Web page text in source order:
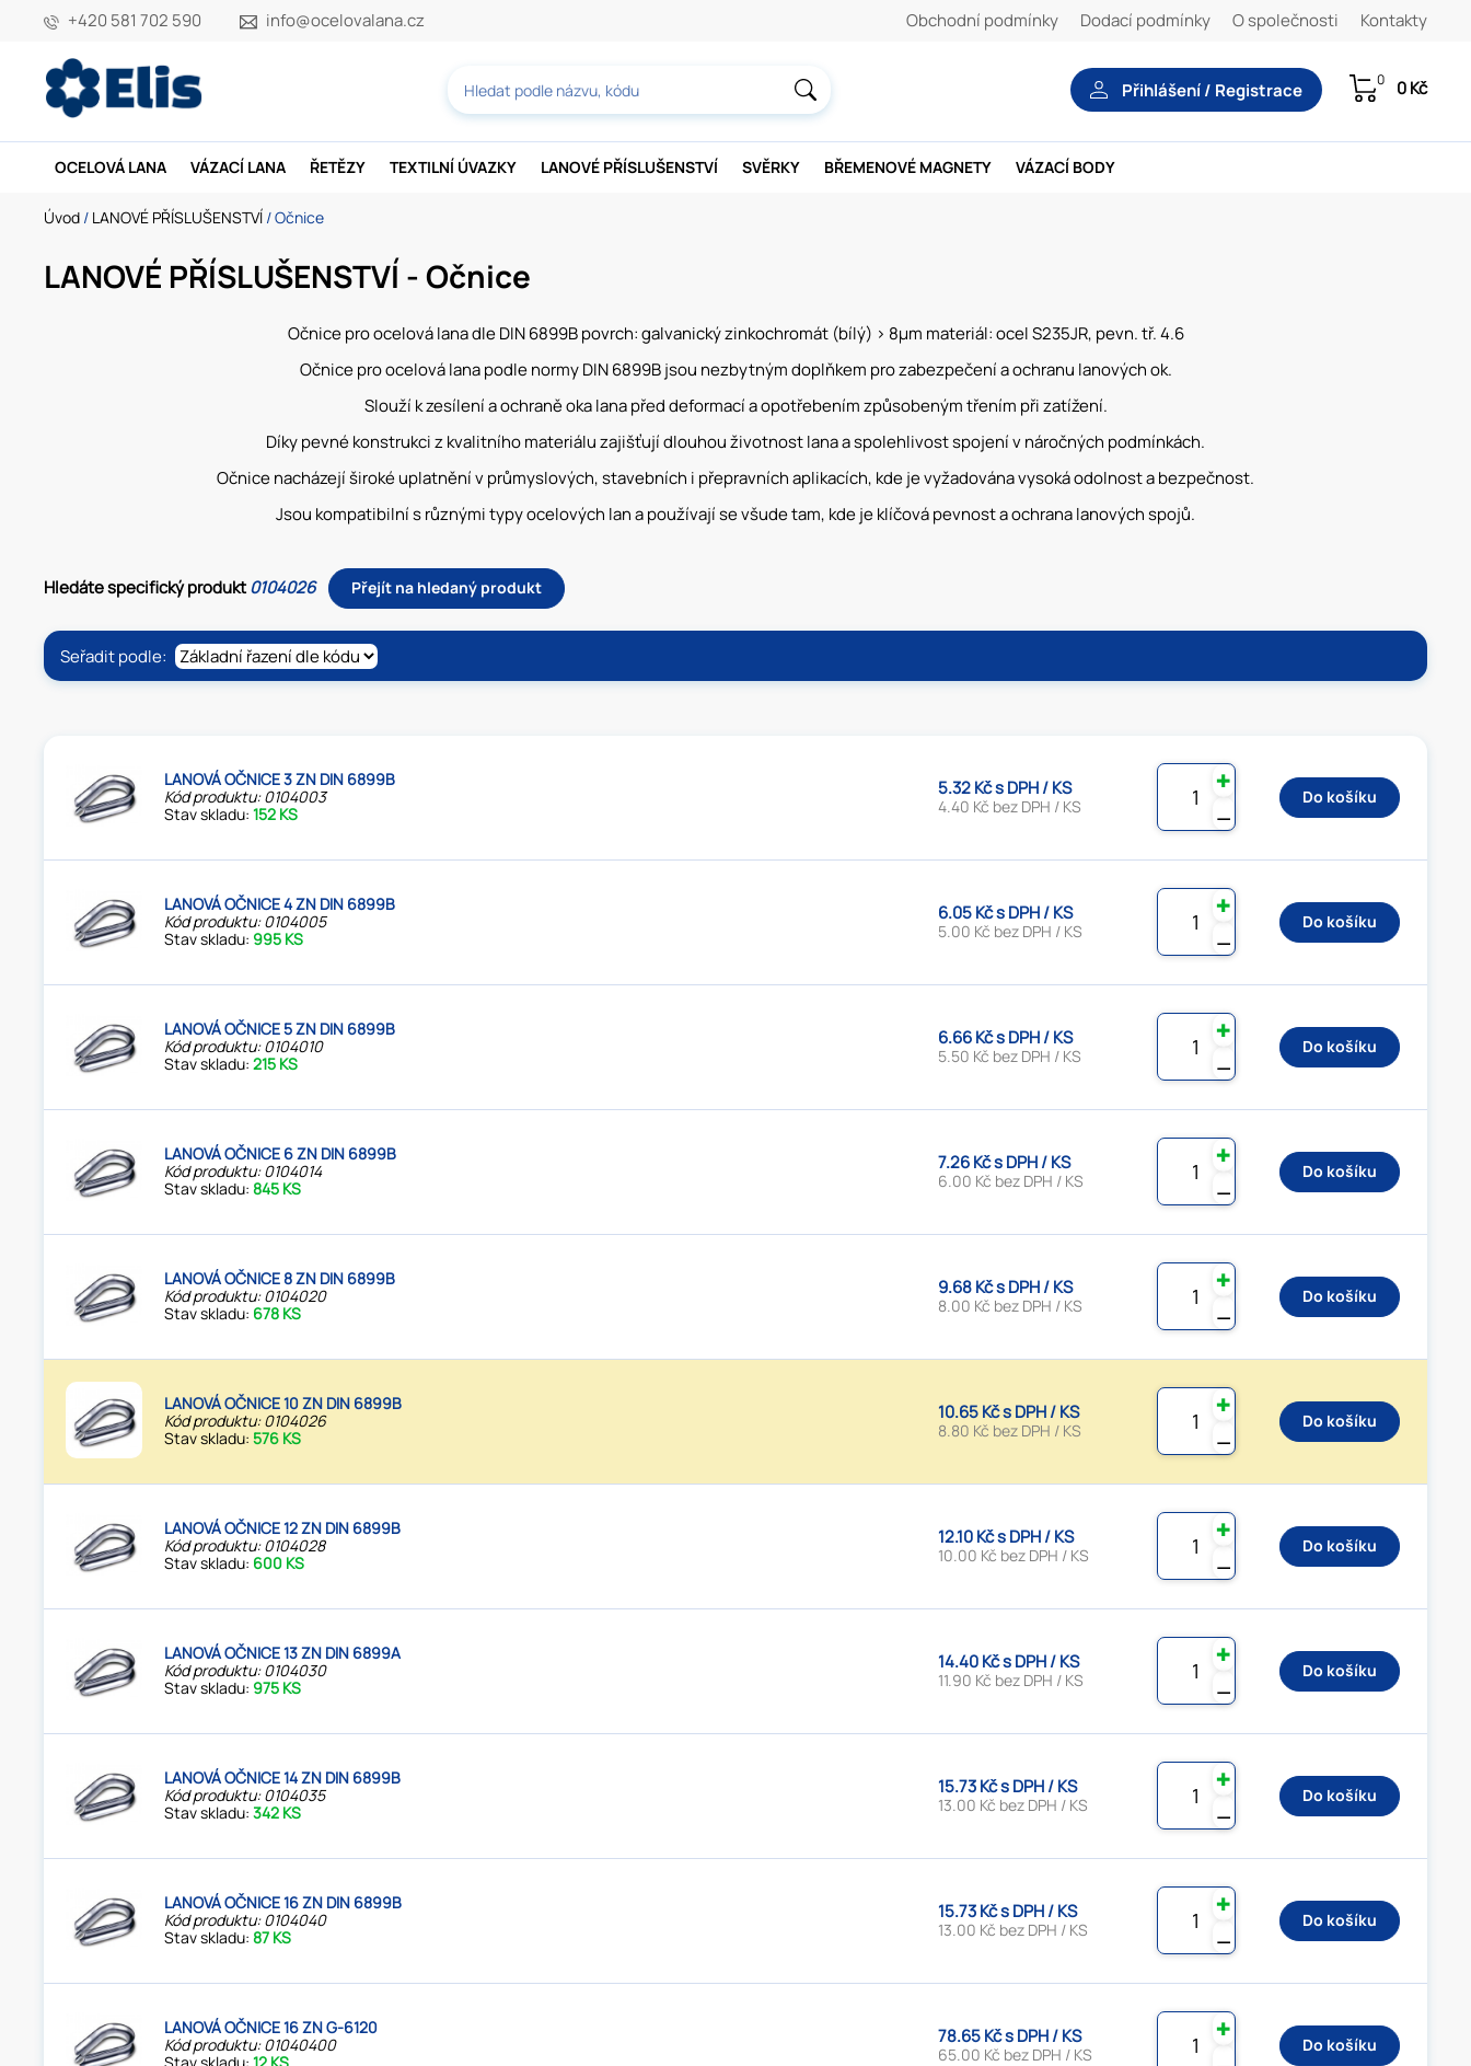
+420 581 702 590 info@ocelovalana.cz Obchodní podmínky Dodací podmínky O společnosti Kontakty
Přihlášení / Registrace 0 0 Kč
OCELOVÁ LANA VÁZACÍ LANA ŘETĚZY TEXTILNÍ ÚVAZKY LANOVÉ PŘÍSLUŠENSTVÍ SVĚRKY BŘEMENOVÉ MAGNETY VÁZACÍ BODY
Úvod / LANOVÉ PŘÍSLUŠENSTVÍ / Očnice
LANOVÉ PŘÍSLUŠENSTVÍ - Očnice
Očnice pro ocelová lana dle DIN 6899B povrch: galvanický zinkochromát (bílý) > 8µm materiál: ocel S235JR, pevn. tř. 4.6
Očnice pro ocelová lana podle normy DIN 6899B jsou nezbytným doplňkem pro zabezpečení a ochranu lanových ok.
Slouží k zesílení a ochraně oka lana před deformací a opotřebením způsobeným třením při zatížení.
Díky pevné konstrukci z kvalitního materiálu zajišťují dlouhou životnost lana a spolehlivost spojení v náročných podmínkách.
Očnice nacházejí široké uplatnění v průmyslových, stavebních i přepravních aplikacích, kde je vyžadována vysoká odolnost a bezpečnost.
Jsou kompatibilní s různými typy ocelových lan a používají se všude tam, kde je klíčová pevnost a ochrana lanových spojů.
Hledáte specifický produkt0104026 Přejít na hledaný produkt
Seřadit podle:
LANOVÁ OČNICE 3 ZN DIN 6899B
Kód produktu: 0104003
Stav skladu:152 KS
5.32 Kč s DPH / KS
4.40 Kč bez DPH / KS ⚊
✚
Do košíku
LANOVÁ OČNICE 4 ZN DIN 6899B
Kód produktu: 0104005
Stav skladu: 995 KS
6.05 Kč s DPH / KS
5.00 Kč bez DPH / KS ⚊
✚
Do košíku
LANOVÁ OČNICE 5 ZN DIN 6899B
Kód produktu: 0104010
Stav skladu:215 KS
6.66 Kč s DPH / KS
5.50 Kč bez DPH / KS ⚊
✚
Do košíku
LANOVÁ OČNICE 6 ZN DIN 6899B
Kód produktu: 0104014
Stav skladu:845 KS
7.26 Kč s DPH / KS
6.00 Kč bez DPH / KS ⚊
✚
Do košíku
LANOVÁ OČNICE 8 ZN DIN 6899B
Kód produktu: 0104020
Stav skladu: 678 KS
9.68 Kč s DPH / KS
8.00 Kč bez DPH / KS ⚊
✚
Do košíku
LANOVÁ OČNICE 10 ZN DIN 6899B
Kód produktu: 0104026
Stav skladu:576 KS
10.65 Kč s DPH / KS
8.80 Kč bez DPH / KS ⚊
✚
Do košíku
LANOVÁ OČNICE 12 ZN DIN 6899B
Kód produktu: 0104028
Stav skladu: 600 KS
12.10 Kč s DPH / KS
10.00 Kč bez DPH / KS ⚊
✚
Do košíku
LANOVÁ OČNICE 13 ZN DIN 6899A
Kód produktu: 0104030
Stav skladu: 975 KS
14.40 Kč s DPH / KS
11.90 Kč bez DPH / KS ⚊
✚
Do košíku
LANOVÁ OČNICE 14 ZN DIN 6899B
Kód produktu: 0104035
Stav skladu:342 KS
15.73 Kč s DPH / KS
13.00 Kč bez DPH / KS ⚊
✚
Do košíku
LANOVÁ OČNICE 16 ZN DIN 6899B
Kód produktu: 0104040
Stav skladu:87 KS
15.73 Kč s DPH / KS
13.00 Kč bez DPH / KS ⚊
✚
Do košíku
LANOVÁ OČNICE 16 ZN G-6120
Kód produktu: 01040400
78.65 Kč s DPH / KS
65.00 Kč bez DPH / KS
✚
Do košíku